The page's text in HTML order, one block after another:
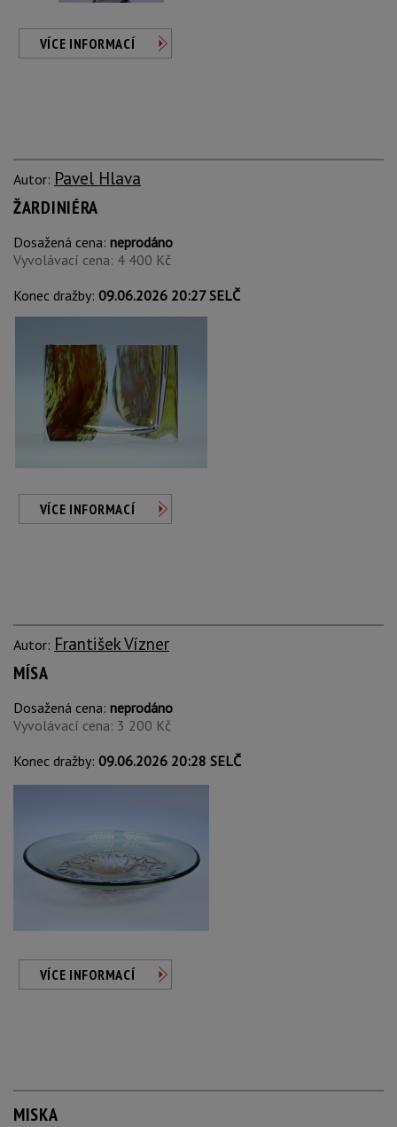
VÍCE INFORMACÍ
Autor: Pavel Hlava
ŽARDINIÉRA
Dosažená cena: neprodáno
Vyvolávací cena: 4 400 Kč
Konec dražby: 09.06.2026 20:27 SELČ
VÍCE INFORMACÍ
Autor: František Vízner
MÍSA
Dosažená cena: neprodáno
Vyvolávací cena: 3 200 Kč
Konec dražby: 09.06.2026 20:28 SELČ
VÍCE INFORMACÍ
MISKA